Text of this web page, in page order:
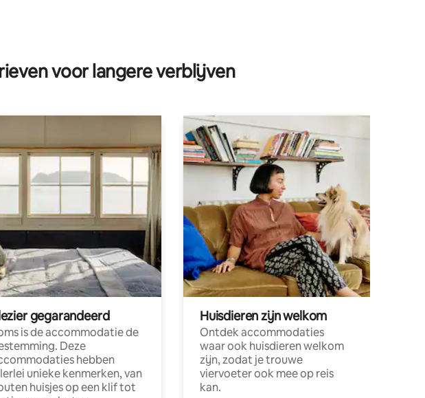
van 4,94 op 5, 209 recensies
voor langere verblijven
gegarandeerd
is de accommodatie de
Deze
hebben
unieke kenmerken, van
huisjes op een klif tot
Huisdieren zijn welkom
Ontdek accommodaties
waar ook huisdieren welkom
zijn, zodat je trouwe
viervoeter ook mee op reis
kan.